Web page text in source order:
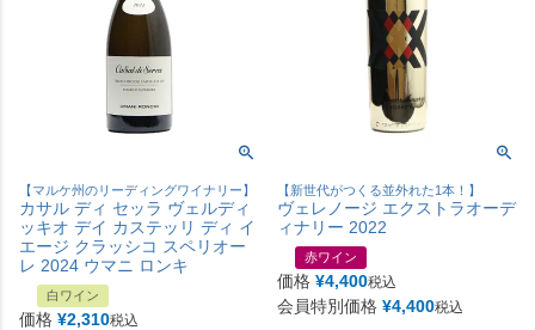
【マルケ州のリーディングワイナリー】
カサル ディ セッラ ヴェルディ
ッキオ デイ カステッリ ディ イ
エージ クラッシコ スペリオー
レ 2024 ウマニ ロンキ
白ワイン
価格 ¥2,310税込
【新世代がつくる並外れた1本！】
ヴェレノージ エクストラオーデ
ィナリー 2022
赤ワイン
価格 ¥4,400税込
会員特別価格 ¥4,400税込